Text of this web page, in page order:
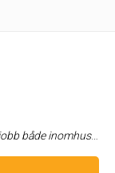
varje gång. Duktiga och trevliga är dem!